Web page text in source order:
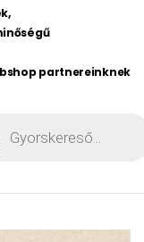
partnereinknek